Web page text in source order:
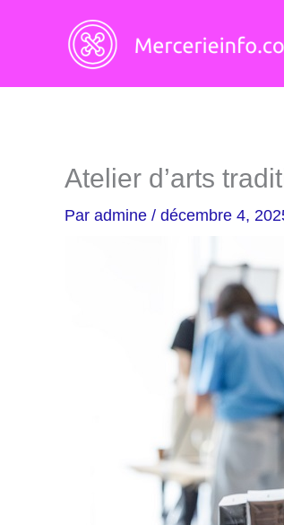
Atelier d’arts
Par admine / décembre 4,